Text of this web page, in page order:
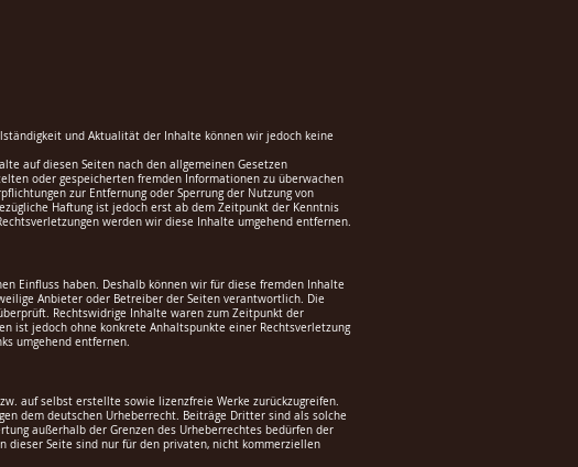
und Aktualität der Inhalte können wir jedoch keine
auf diesen Seiten nach den allgemeinen Gesetzen
oder gespeicherten fremden Informationen zu überwachen
zur Entfernung oder Sperrung der Nutzung von
Haftung ist jedoch erst ab dem Zeitpunkt der Kenntnis
werden wir diese Inhalte umgehend entfernen.
Einfluss haben. Deshalb können wir für diese fremden Inhalte
Anbieter oder Betreiber der Seiten verantwortlich. Die
Rechtswidrige Inhalte waren zum Zeitpunkt der
ist jedoch ohne konkrete Anhaltspunkte einer Rechtsverletzung
umgehend entfernen.
auf selbst erstellte sowie lizenzfreie Werke zurückzugreifen.
dem deutschen Urheberrecht. Beiträge Dritter sind als solche
außerhalb der Grenzen des Urheberrechtes bedürfen der
dieser Seite sind nur für den privaten, nicht kommerziellen